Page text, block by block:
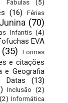
Fábulas (5)
(16)
Férias
(70)
Infantis (4)
EVA
(35)
Formas
e citações
e Geografia
Datas
(13)
Inclusão (2)
(2) Informática